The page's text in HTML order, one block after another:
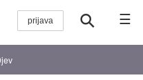
☰